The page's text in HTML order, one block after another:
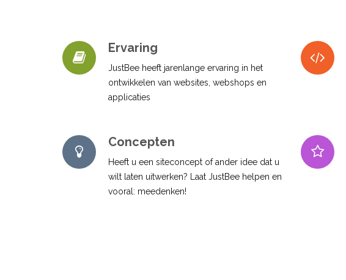
Ervaring
JustBee heeft jarenlange ervaring in het
ontwikkelen van websites, webshops en
applicaties
Concepten
Heeft u een siteconcept of ander idee dat u
wilt laten uitwerken? Laat JustBee helpen en
vooral: meedenken!